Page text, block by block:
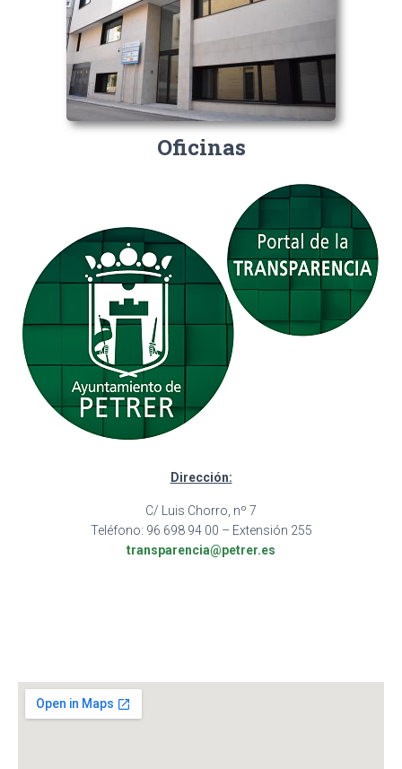
Oficinas
Dirección:
C/ Luis Chorro, nº 7
Teléfono: 96 698 94 00 – Extensión 255
transparencia@petrer.es